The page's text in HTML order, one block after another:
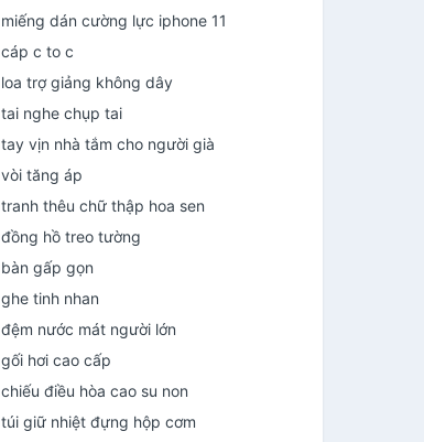
miếng dán cường lực iphone 11
cáp c to c
loa trợ giảng không dây
tai nghe chụp tai
tay vịn nhà tắm cho người già
vòi tăng áp
tranh thêu chữ thập hoa sen
đồng hồ treo tường
bàn gấp gọn
ghe tinh nhan
đệm nước mát người lớn
gối hơi cao cấp
chiếu điều hòa cao su non
túi giữ nhiệt đựng hộp cơm